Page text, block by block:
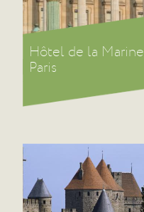
Hôtel de la Marine
Paris